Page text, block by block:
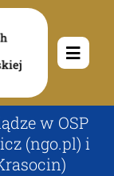
Toggle
w OSP
(ngo.pl) i